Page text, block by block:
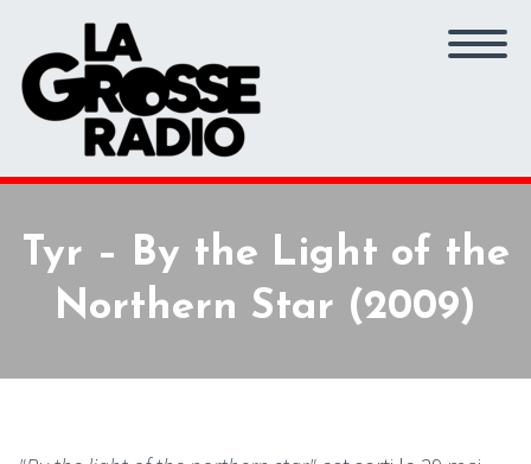
Tyr – By the Light of the
Northern Star (2009)